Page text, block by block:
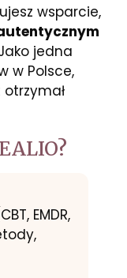
wsparcie,
jedna
w Polsce,
EMDR,